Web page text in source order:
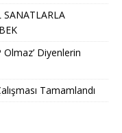
SANATLARLA
Olmaz’ Diyenlerin
Tamamlandı